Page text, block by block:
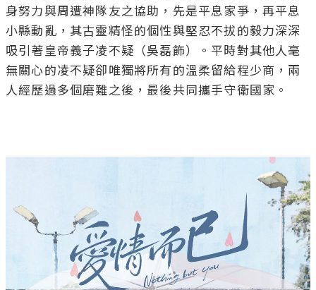
身努力與周遭神隊友之協助，先是平息家爭，再平息
小縣動亂，其古靈精怪的個性與堅忍不拔的毅力深深
吸引著皇帝義子凌不疑（吳磊飾）。平時對其他人毫
無關心的凌不疑卻唯獨將所有的溫柔留給程少商，兩
人經歷過多個磨難之後，最後共同攜手守衛國家。